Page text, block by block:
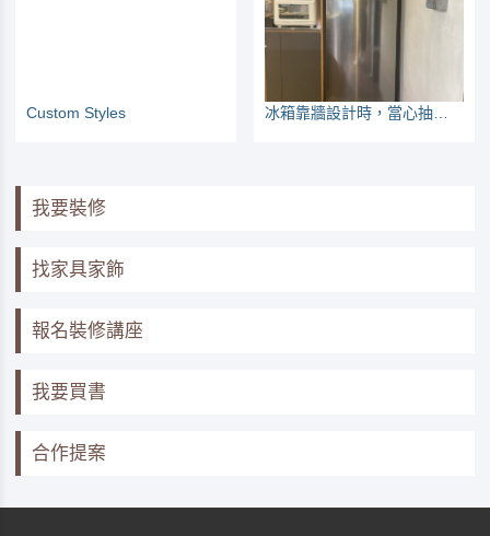
Custom Styles
我要裝修
找家具家飾
報名裝修講座
我要買書
合作提案